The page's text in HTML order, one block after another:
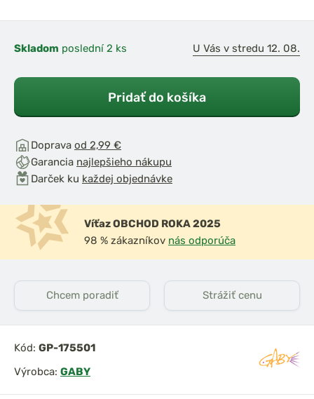
Skladom poslední 2 ks U Vás v stredu 12. 08.
Pridať do košíka
Doprava od 2,99 €
Garancia najlepšieho nákupu
Darček ku každej objednávke
Víťaz OBCHOD ROKA 2025
98 % zákazníkov nás odporúča
Chcem poradiť Strážiť cenu
Kód: GP-175501
Výrobca: GABY